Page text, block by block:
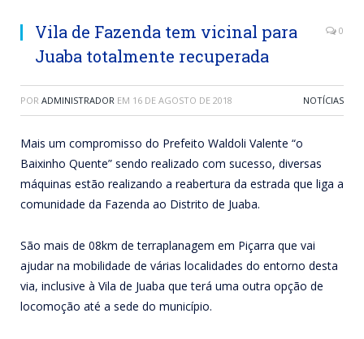
Vila de Fazenda tem vicinal para
Juaba totalmente recuperada
0
POR ADMINISTRADOR EM 16 DE AGOSTO DE 2018 NOTÍCIAS
Mais um compromisso do Prefeito Waldoli Valente “o
Baixinho Quente” sendo realizado com sucesso, diversas
máquinas estão realizando a reabertura da estrada que liga a
comunidade da Fazenda ao Distrito de Juaba.
São mais de 08km de terraplanagem em Piçarra que vai
ajudar na mobilidade de várias localidades do entorno desta
via, inclusive à Vila de Juaba que terá uma outra opção de
locomoção até a sede do município.